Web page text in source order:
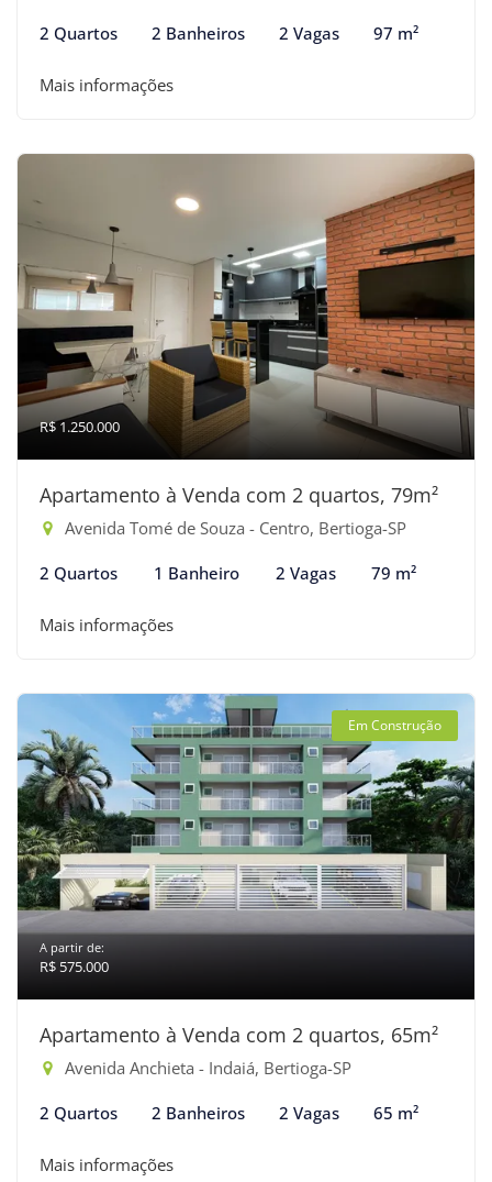
2 Quartos 2 Banheiros 2 Vagas 97 m²
Mais informações
R$ 1.250.000
Apartamento à Venda com 2 quartos, 79m²
Avenida Tomé de Souza - Centro, Bertioga-SP
2 Quartos 1 Banheiro 2 Vagas 79 m²
Mais informações
Em Construção
A partir de:
R$ 575.000
Apartamento à Venda com 2 quartos, 65m²
Avenida Anchieta - Indaiá, Bertioga-SP
2 Quartos 2 Banheiros 2 Vagas 65 m²
Mais informações